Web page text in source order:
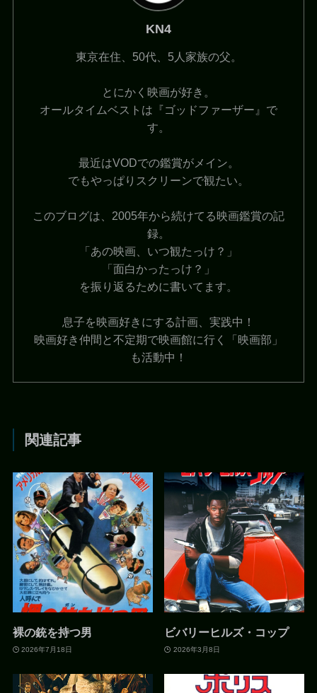
KN4
東京在住、50代、5人家族の父。
とにかく映画が好き。
オールタイムベストは『ゴッドファーザー』で
す。
最近はVODでの鑑賞がメイン。
でもやっぱりスクリーンで観たい。
このブログは、2005年から続けてる映画鑑賞の記
録。
「あの映画、いつ観たっけ？」
「面白かったっけ？」
を振り返るために書いてます。
息子を映画好きにする計画、実践中！
映画好き仲間と不定期で映画館に行く「映画部」
も活動中！
関連記事
裸の銃を持つ男
2026年7月18日
ビバリーヒルズ・コップ
2026年3月8日